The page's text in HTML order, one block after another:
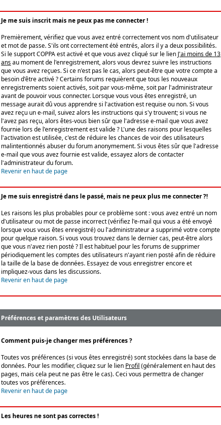
Je me suis inscrit mais ne peux pas me connecter !
Premièrement, vérifiez que vous avez entré correctement vos nom d'utilisateur
et mot de passe. S'ils ont correctement été entrés, alors il y a deux possibilités.
Si le support COPPA est activé et que vous avez cliqué sur le lien J'ai moins de 13
ansau moment de l'enregistrement, alors vous devrez suivre les instructions
que vous avez reçues. Si ce n'est pas le cas, alors peut-être que votre compte a
besoin d'être activé ? Certains forums requièrent que tous les nouveaux
enregistrements soient activés, soit par vous-même, soit par l'administrateur
avant de pouvoir vous connecter. Lorsque vous vous êtes enregistré, un
message aurait dû vous apprendre si l'activation est requise ou non. Si vous
avez reçu un e-mail, suivez alors les instructions qui s'y trouvent; si vous ne
l'avez pas reçu, alors êtes-vous bien sûr que l'adresse e-mail que vous avez
fournie lors de l'enregistrement est valide ? L'une des raisons pour lesquelles
l'activation est utilisée, c'est de réduire les chances de voir des utilisateurs
malintentionnés abuser du forum anonymement. Si vous êtes sûr que l'adresse
e-mail que vous avez fournie est valide, essayez alors de contacter
l'administrateur du forum.
Revenir en haut de page
Je me suis enregistré dans le passé, mais ne peux plus me connecter ?!
Les raisons les plus probables pour ce problème sont : vous avez entré un nom
d'utilisateur ou mot de passe incorrect (vérifiez l'e-mail qui vous a été envoyé
lorsque vous vous êtes enregistré) ou l'administrateur a supprimé votre compte
pour quelque raison. Si vous vous trouvez dans le dernier cas, peut-être alors
que vous n'avez rien posté ? Il est habituel pour les forums de supprimer
périodiquement les comptes des utilisateurs n'ayant rien posté afin de réduire
la taille de la base de données. Essayez de vous enregistrer encore et
impliquez-vous dans les discussions.
Revenir en haut de page
Préférences et paramètres des Utilisateurs
Comment puis-je changer mes préférences ?
Toutes vos préférences (si vous êtes enregistré) sont stockées dans la base de
données. Pour les modifier, cliquez sur le lien Profil (généralement en haut des
pages, mais cela peut ne pas être le cas). Ceci vous permettra de changer
toutes vos préférences.
Revenir en haut de page
Les heures ne sont pas correctes !